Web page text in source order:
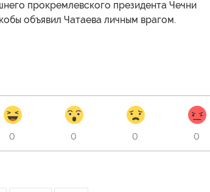
прокремлевского президента Чечни
объявил Чатаева личным врагом.
0 0 0 0